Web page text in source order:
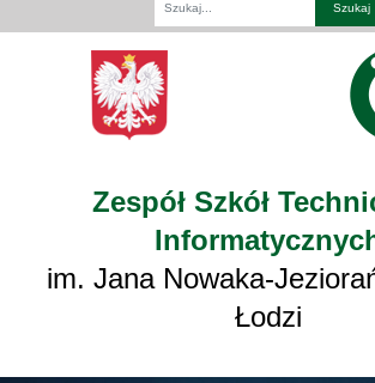
Zespół Szkół
im. Jana Nowaka-
Łodzi